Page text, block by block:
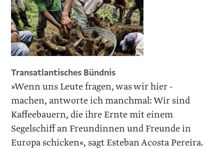
Transatlantisches Bündnis
»Wenn uns Leute fragen, was wir hier ­
machen, antworte ich manchmal: Wir sind
Kaffeebauern, die ihre Ernte mit ­einem
Segelschiff an Freundinnen und Freunde in
Europa schicken«, sagt Esteban Acosta Pereira.